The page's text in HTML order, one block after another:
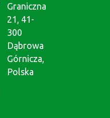
Graniczna
21, 41-
300
Dąbrowa
Górnicza,
Polska